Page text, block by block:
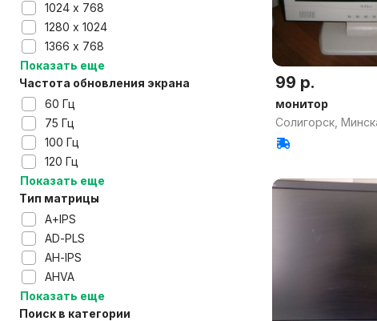
1024 х 768
1280 х 1024
1366 х 768
Показать еще
Частота обновления экрана
60 Гц
75 Гц
100 Гц
120 Гц
Показать еще
Тип матрицы
A+IPS
AD-PLS
AH-IPS
AHVA
Показать еще
Поиск в категории
99 р.
монитор
Солигорск,